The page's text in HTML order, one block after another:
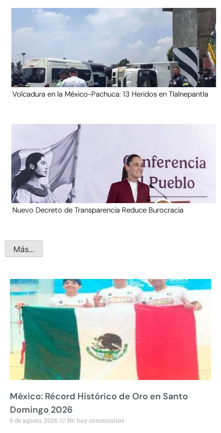
Volcadura en la México-Pachuca: 13 Heridos en Tlalnepantla
Nuevo Decreto de Transparencia Reduce Burocracia
Más...
México: Récord Histórico de Oro en Santo
Domingo 2026
6 de agosto, 2026 No hay comentarios